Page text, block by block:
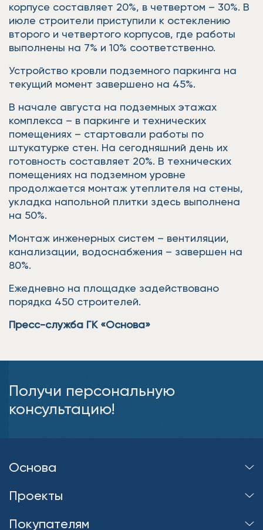
корпусе составляет 20%, в четвертом – 30%. В
июле строители приступили к остеклению
второго и четвертого корпусов, где работы
выполнены на 7% и 10% соответственно.
Устройство кровли подземного паркинга на
текущий момент завершено на 45%.
В начале августа на подземных этажах
комплекса – в паркинге и технических
помещениях – стартовали работы по
штукатурке стен. На сегодняшний день их
готовность составляет 20%. В технических
помещениях на подземном уровне
продолжается монтаж утеплителя на стены,
укладка напольной плитки здесь выполнена
на 50%.
Монтаж инженерных систем – вентиляции,
канализации, водоснабжения – завершен на
80%.
Ежедневно на площадке задействовано
порядка 450 строителей.
Пресс-служба ГК «Основа»
Получи персональную
консультацию!
Основа
Проекты
Покупателям